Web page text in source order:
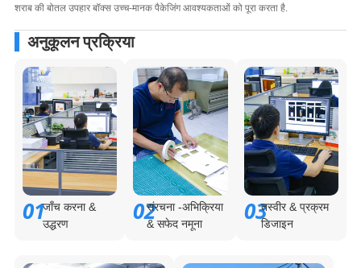
शराब की बोतल उपहार बॉक्स उच्च-मानक पैकेजिंग आवश्यकताओं को पूरा करता है.
अनुकूलन प्रक्रिया
01जाँच करना &
उद्धरण
02संरचना -अभिक्रिया
& सफेद नमूना
03तस्वीर & प्रक्रम
डिजाइन